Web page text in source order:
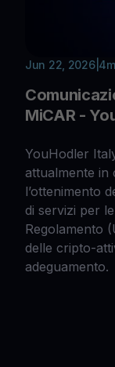
Jun 22, 2026| 4
MiCAR -
YouHodler
attualmente in
l’ottenimento
di servizi per
Regolamento
delle cripto-
adeguamento.